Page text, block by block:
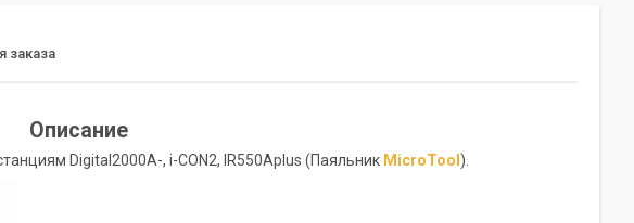
заказа
Описание
Digital2000A-, i-CON2, IR550Aplus (Паяльник MicroTool ).